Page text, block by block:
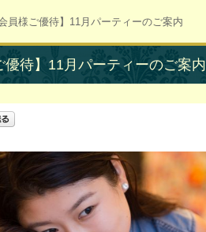
員様ご優待】11月パーティーのご案内
優待】11月パーティーのご案内